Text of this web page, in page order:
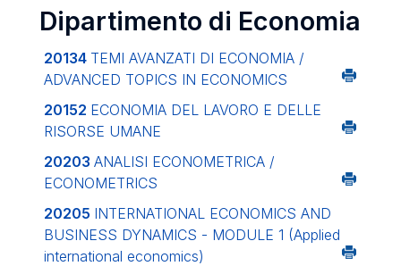
Dipartimento di Economia
20134 TEMI AVANZATI DI ECONOMIA /
ADVANCED TOPICS IN ECONOMICS
20152 ECONOMIA DEL LAVORO E DELLE
RISORSE UMANE
20203 ANALISI ECONOMETRICA /
ECONOMETRICS
20205 INTERNATIONAL ECONOMICS AND
BUSINESS DYNAMICS - MODULE 1 (Applied
international economics)